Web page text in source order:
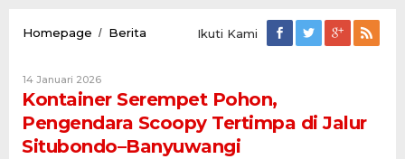
Homepage / Berita
Scoopy
Tertimpa
di
Jalur
Ikuti Kami
14 Januari 2026Oleh
Administrator
Kontainer Serempet Pohon,
Pengendara Scoopy Tertimpa di Jalur
Situbondo–Banyuwangi